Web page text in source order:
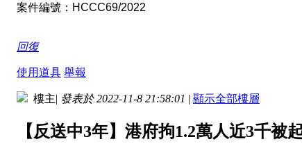
案件編號：HCCC69/2022
回復
使用道具 舉報
樓主| 發表於 2022-11-8 21:58:01 | 顯示全部樓層
【反送中3年】港府拘1.2萬人近3千